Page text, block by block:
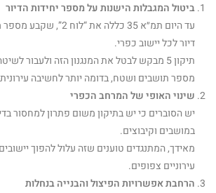
ביטול המגבלות הישנות על מספר יחידות הדיור
עד היום תמ״א 35 כללה את
דיור לכל יישוב כפרי.
תיקון 5 מבקש לבטל את המנגנון הזה ולעבור
מספר תושבים ושטח, בדומה יותר לחשיבה
שינוי האופי של המרחב הכפרי
יש הסוברים כי יש בתיקון משום פתרון למחסור
במושבים וקיבוצים.
מאידך, המתנגדים טוענים שזה עלול להפוך
עירוניים צפופים.
הרחבת אפשרויות הפיצול והבנייה בנחלות